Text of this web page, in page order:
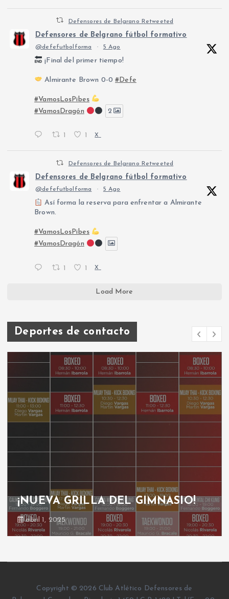
Defensores de Belgrano Retweeted
Defensores de Belgrano fútbol formativo
@defefutbolforma · 5 Ago
¡Final del primer tiempo!
Almirante Brown 0-0#Defe
#VamosLosPibes
#VamosDragón
2
X
Defensores de Belgrano Retweeted
Defensores de Belgrano fútbol formativo
@defefutbolforma · 5 Ago
Así forma la reserva para enfrentar a Almirante
Brown.
#VamosLosPibes
#VamosDragón
1 1 X
Load More
Deportes de contacto
¡NUEVA GRILLA DEL GIMNASIO!
abril 1, 2025
Copyright © 2026 Club Atlético Defensores de